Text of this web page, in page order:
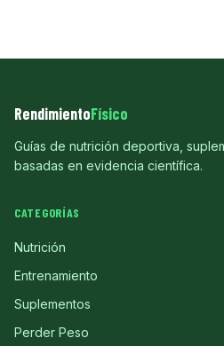
RendimientoFísico
Guías de nutrición deportiva,
basadas en evidencia científica.
CATEGORÍAS
Nutrición
Entrenamiento
Suplementos
Perder Peso